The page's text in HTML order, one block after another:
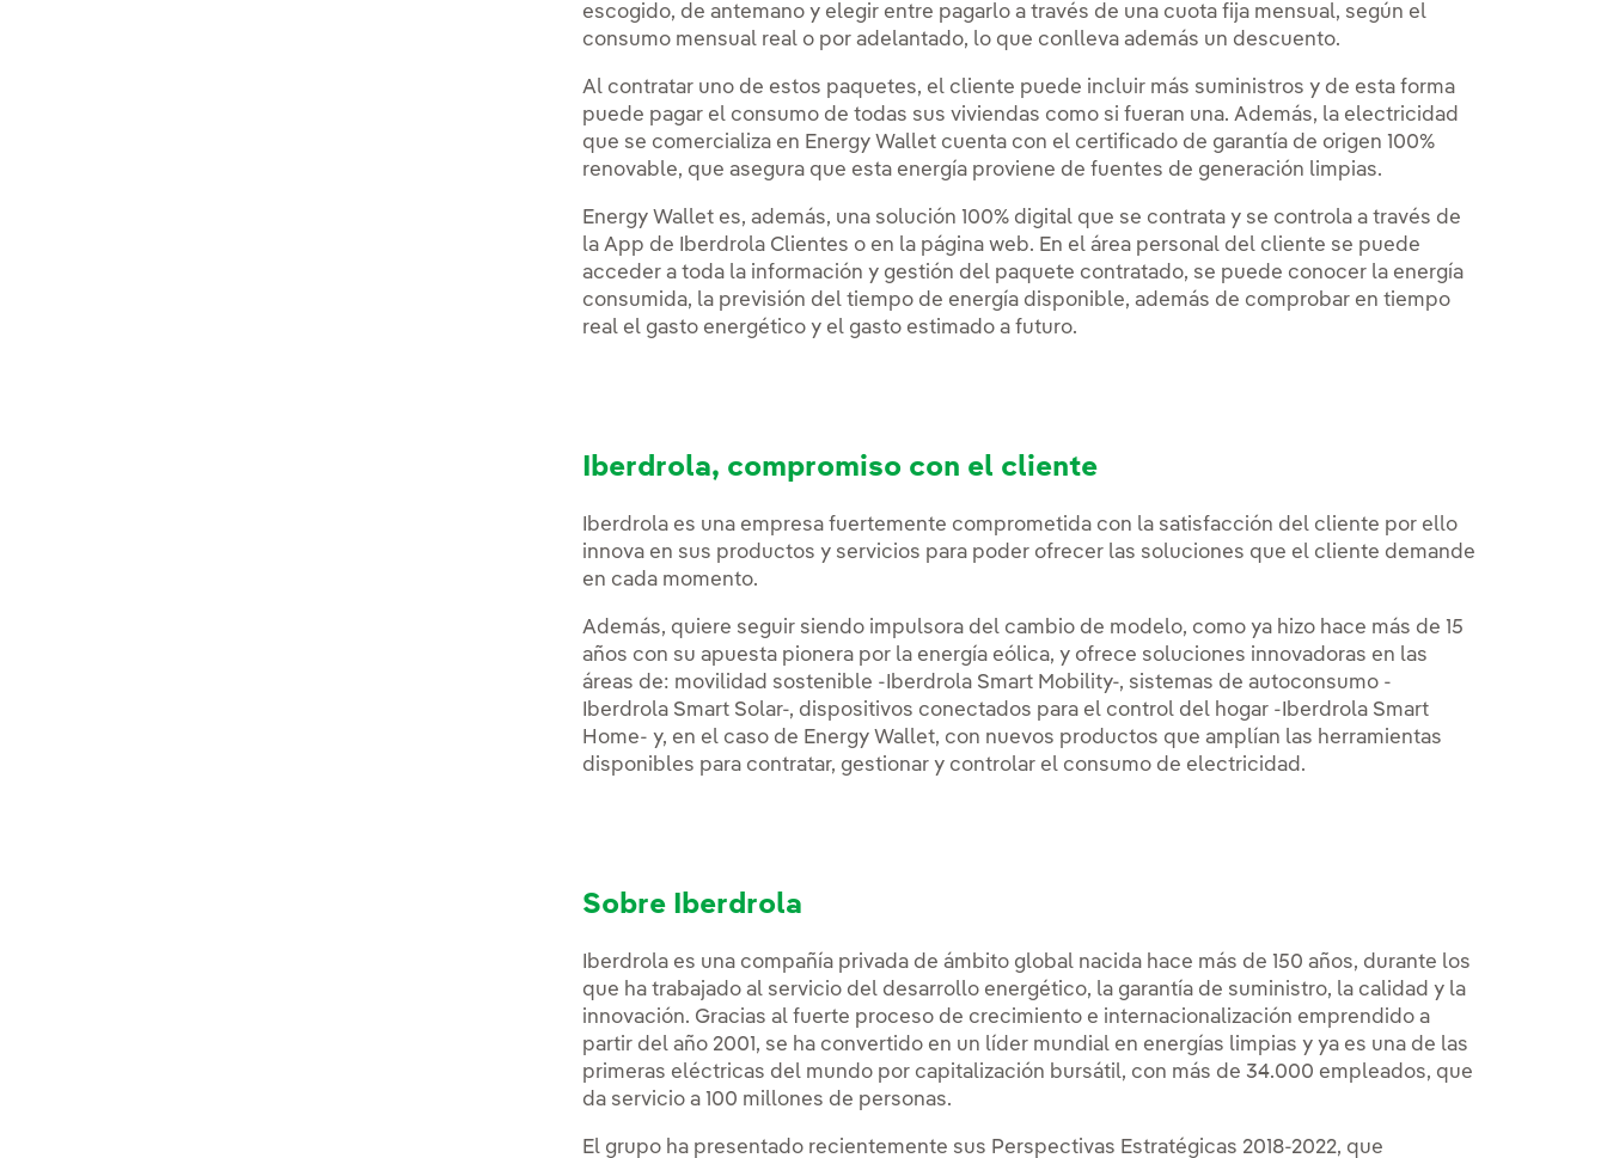
escogido, de antemano y elegir entre pagarlo a través de una cuota fija mensual, según el
consumo mensual real o por adelantado, lo que conlleva además un descuento.
Al contratar uno de estos paquetes, el cliente puede incluir más suministros y de esta forma
puede pagar el consumo de todas sus viviendas como si fueran una. Además, la electricidad
que se comercializa en Energy Wallet cuenta con el certificado de garantía de origen 100%
renovable, que asegura que esta energía proviene de fuentes de generación limpias.
Energy Wallet es, además, una solución 100% digital que se contrata y se controla a través de
la App de Iberdrola Clientes o en la página web. En el área personal del cliente se puede
acceder a toda la información y gestión del paquete contratado, se puede conocer la energía
consumida, la previsión del tiempo de energía disponible, además de comprobar en tiempo
real el gasto energético y el gasto estimado a futuro.
Iberdrola, compromiso con el cliente
Iberdrola es una empresa fuertemente comprometida con la satisfacción del cliente por ello
innova en sus productos y servicios para poder ofrecer las soluciones que el cliente demande
en cada momento.
Además, quiere seguir siendo impulsora del cambio de modelo, como ya hizo hace más de 15
años con su apuesta pionera por la energía eólica, y ofrece soluciones innovadoras en las
áreas de: movilidad sostenible -Iberdrola Smart Mobility-, sistemas de autoconsumo -
Iberdrola Smart Solar-, dispositivos conectados para el control del hogar -Iberdrola Smart
Home- y, en el caso de Energy Wallet, con nuevos productos que amplían las herramientas
disponibles para contratar, gestionar y controlar el consumo de electricidad.
Sobre Iberdrola
Iberdrola es una compañía privada de ámbito global nacida hace más de 150 años, durante los
que ha trabajado al servicio del desarrollo energético, la garantía de suministro, la calidad y la
innovación. Gracias al fuerte proceso de crecimiento e internacionalización emprendido a
partir del año 2001, se ha convertido en un líder mundial en energías limpias y ya es una de las
primeras eléctricas del mundo por capitalización bursátil, con más de 34.000 empleados, que
da servicio a 100 millones de personas.
El grupo ha presentado recientemente sus Perspectivas Estratégicas 2018-2022, que